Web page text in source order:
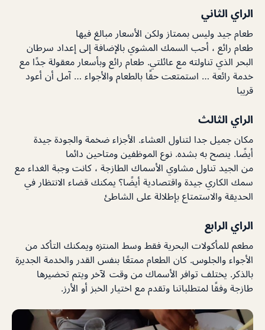
الراي الثاني
طعام جيد وليس بممتاز ولكن الأسعار مبالغ فيها
طعام رائع ، أحب السمك المشوي بالإضافة إلى إعداد سرطان
البحر الذي تناولته مع عائلتي. طعام رائع وبأسعار معقولة جدًا مع
خدمة رائعة … استمتعت حقًا بالطعام والأجواء … آمل أن أعود
قريبا
الراي الثالث
مكان جميل جدا لتناول العشاء. الأجزاء ضخمة والجودة جيدة
أيضًا. ينصح به بشده. نوع الموظفين ومتاحين دائما
من الجيد تناول مشاوي الأسماك الطازجة ، كانت وجبة الغداء مع
سمك الكاري جيدة واقتصادية أيضًا؟ يمكنك قضاء الانتظار في
الحديقة والاستمتاع بإطلالة على الشاطئ
الراي الرابع
مطعم للمأكولات البحرية فقط وسط المنتزه ويمكنك التأكد من
الأجواء والجلوس. كان الطعام ممتعًا بنفس القدر والخدمة الجديرة
بالذكر. يختلف توافر الأسماك من وقت لآخر ويتم تحضيرها
طازجة وفقًا لمتطلباتنا وتقدم مع اختيار الخبز أو الأرز.